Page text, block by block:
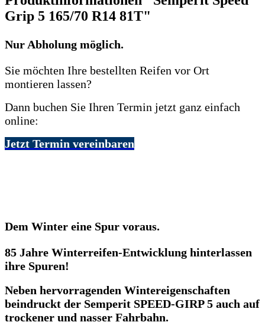
Grip 5 165/70 R14 81T"
Nur Abholung möglich.
Sie möchten Ihre bestellten Reifen vor Ort
montieren lassen?
Dann buchen Sie Ihren Termin jetzt ganz einfach
online:
Jetzt Termin vereinbaren
Dem Winter eine Spur voraus.
85 Jahre Winterreifen-Entwicklung hinterlassen
ihre Spuren!
Neben hervorragenden Wintereigenschaften
beindruckt der Semperit SPEED-GIRP 5 auch auf
trockener und nasser Fahrbahn.